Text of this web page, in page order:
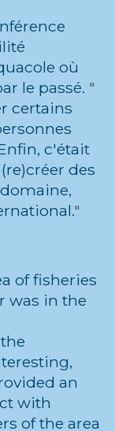
où
le passé.
certains
c'était
des
of fisheries
was in the
an
with
of the area